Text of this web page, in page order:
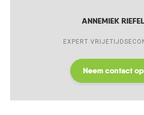
ANNEMIEK RIEFEL
EXPERT
Neem contact op